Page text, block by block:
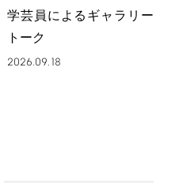
学芸員によるギャラリー
トーク
2026.09.18